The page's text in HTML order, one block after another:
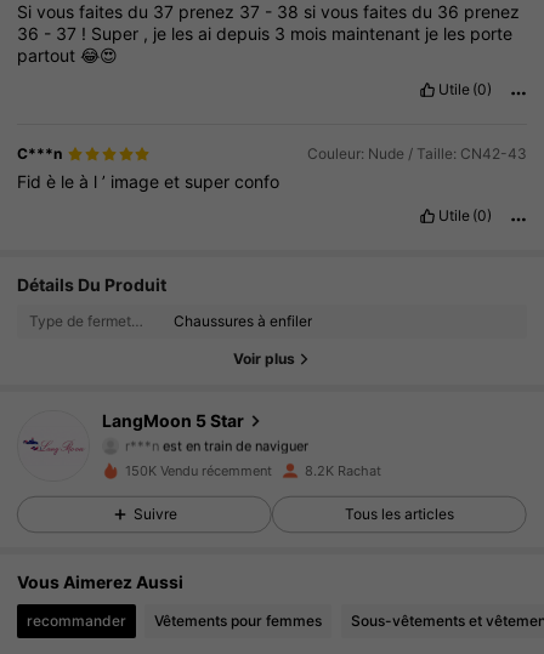
Sivousfaitesdu 37 prenez 37 - 38 sivousfaitesdu 36 prenez
36 - 37 ! Super , je les aidepuis 3 mois maintenant je les porte
partout 😂😍
Utile (0)
C***n Couleur: Nude / Taille: CN42-43
Fidè le à l’ imageet superconfo
Utile (0)
Détails Du Produit
Type de fermeture: Chaussures à enfiler
Voir plus
LangMoon 5 Star
r***n
4.82
1.8K Suiveurs
4.82 1.8K Suiveurs
4.82 1.8K Suiveurs
4.82
150K Vendu récemment 8.2K Rachat
Suivre Tous les articles
Vous Aimerez Aussi
recommander Vêtements pour femmes Sous-vêtements et